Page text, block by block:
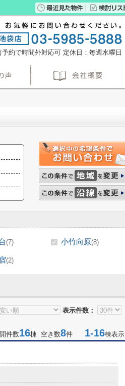
約で時間外対応可 定休日：毎週水曜日
(7) 小竹向原(8)
(2)
表示件数：
件数16棟 空き数8件 1-16棟表示